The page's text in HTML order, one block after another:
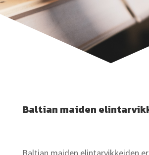
Baltian maiden